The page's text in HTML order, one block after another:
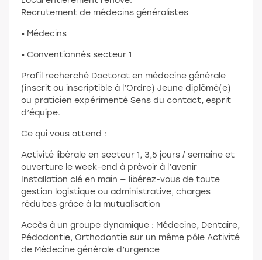
Recrutement de médecins généralistes
• Médecins
• Conventionnés secteur 1
Profil recherché Doctorat en médecine générale
(inscrit ou inscriptible à l’Ordre) Jeune diplômé(e)
ou praticien expérimenté Sens du contact, esprit
d’équipe.
Ce qui vous attend :
Activité libérale en secteur 1, 3,5 jours / semaine et
ouverture le week-end à prévoir à l’avenir
Installation clé en main — libérez-vous de toute
gestion logistique ou administrative, charges
réduites grâce à la mutualisation
Accès à un groupe dynamique : Médecine, Dentaire,
Pédodontie, Orthodontie sur un même pôle Activité
de Médecine générale d’urgence